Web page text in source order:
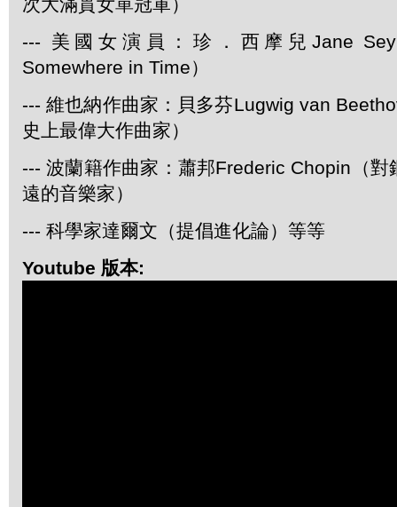
--- 美國女演員：珍．西摩兒Jane
Somewhere in Time）
--- 維也納作曲家：貝多芬Lugwig van
史上最偉大作曲家）
--- 波蘭籍作曲家：蕭邦Frederic Chopin（對
遠的音樂家）
--- 科學家達爾文（提倡進化論）等等
Youtube 版本: